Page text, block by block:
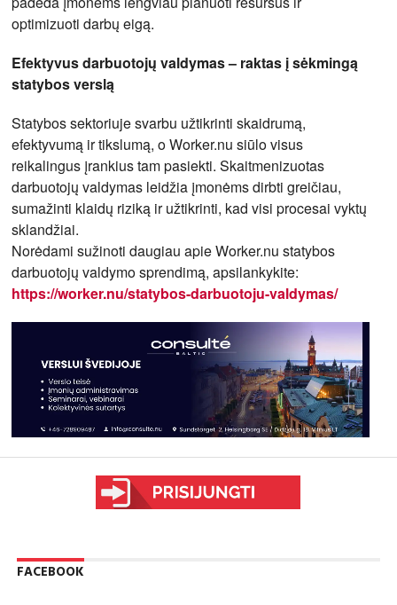
optimizuoti darbų eigą.
Efektyvus darbuotojų valdymas – raktas į sėkmingą
statybos verslą
Statybos sektoriuje svarbu užtikrinti skaidrumą,
efektyvumą ir tikslumą, o Worker.nu siūlo visus
reikalingus įrankius tam pasiekti. Skaitmenizuotas
darbuotojų valdymas leidžia įmonėms dirbti greičiau,
sumažinti klaidų riziką ir užtikrinti, kad visi procesai vyktų
sklandžiai.
Norėdami sužinoti daugiau apie Worker.nu statybos
darbuotojų valdymo sprendimą, apsilankykite:
https://worker.nu/statybos-darbuotoju-valdymas/
sfgdfg
FACEBOOK